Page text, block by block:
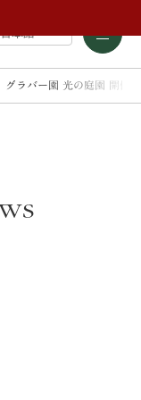
グラバー園 光の庭園 開催